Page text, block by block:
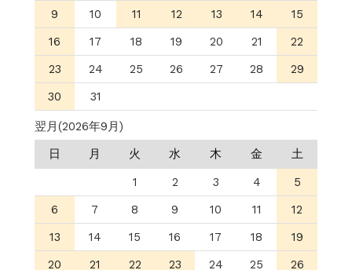
9
10 11 12 13 14
15
16
17 18 19 20 21
22
23
24 25 26 27 28
29
30
31
翌月(2026年9月)
日
月 火 水 木 金
土
1
2 3 4
5
6
7 8 9 10 11
12
13
14 15 16 17 18
19
20
21 22 23 24 25
26